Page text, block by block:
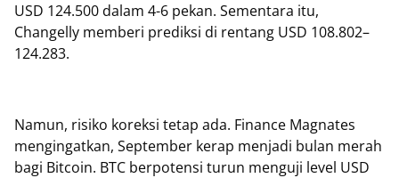
USD 124.500 dalam 4-6 pekan. Sementara itu,
Changelly memberi prediksi di rentang USD 108.802–
124.283.
Namun, risiko koreksi tetap ada. Finance Magnates
mengingatkan, September kerap menjadi bulan merah
bagi Bitcoin. BTC berpotensi turun menguji level USD